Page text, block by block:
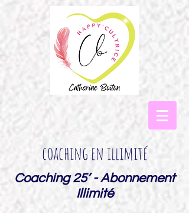
coaching en illimité
Coaching 25’ - Abonnement
Illimité